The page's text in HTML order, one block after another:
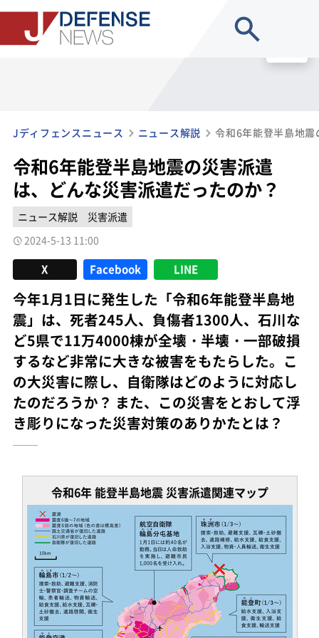
Jディフェンスニュース ニュース解説
令和6年能登半島地震の災害派遣
は、どんな災害派遣だったのか？
ニュース解説
災害派遣
2024-5-13 11:00
X Facebook LINE
今年1月1日に発生した「令和6年能登半島地
震」は、死者245人、負傷者1300人、石川な
ど5県で11万4000棟が全壊・半壊・一部破損
するなど非常に大きな被害をもたらした。こ
の大災害に際し、自衛隊はどのように対応し
たのだろうか？ また、この災害をとおして浮
き彫りになった災害対策のありかたとは？
令和6年 能登半島地震 災害派遣関連マップ